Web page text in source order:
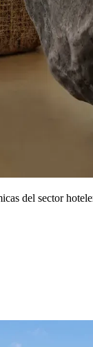
más sólido.
en torno a